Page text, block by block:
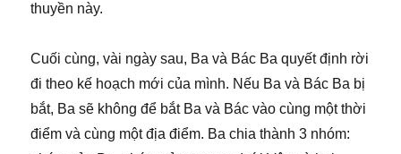
thuyền này.
Cuối cùng, vài ngày sau, Ba và Bác Ba quyết định rời
đi theo kế hoạch mới của mình. Nếu Ba và Bác Ba bị
bắt, Ba sẽ không để bắt Ba và Bác vào cùng một thời
điểm và cùng một địa điểm. Ba chia thành 3 nhóm: